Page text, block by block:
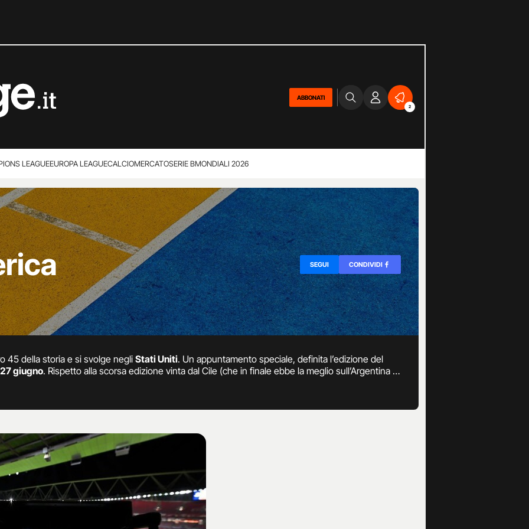
ABBONATI
2
LEAGUEEUROPA LEAGUECALCIOMERCATOSERIE BMONDIALI 2026
SEGUI CONDIVIDI
45 della storia e si svolge negli Stati Uniti. Un appuntamento speciale, definita l’edizione del
giugno. Rispetto alla scorsa edizione vinta dal Cile (che in finale ebbe la meglio sull’Argentina ai
in numero maggiore, 16 e non 12, suddivise in 4 gironi. Alle 10 nazionali della Conmebol, di cui
sua fondazione, si sono aggiunte 6 formazioni della Concacaf, ovvero Stati Uniti, Messico,
Venezuela.